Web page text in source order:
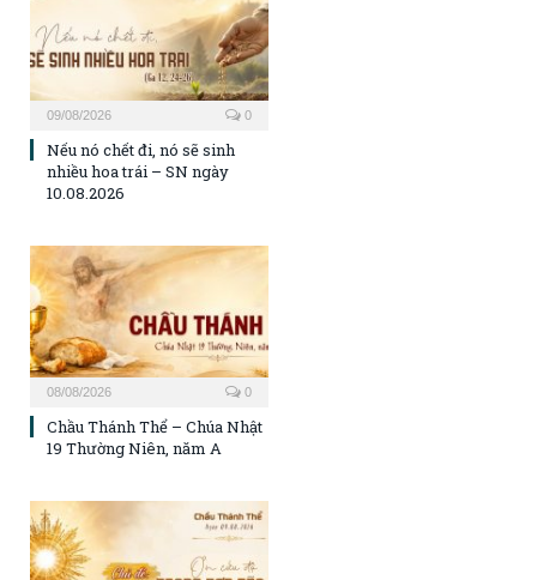
09/08/2026 0
Nếu nó chết đi, nó sẽ sinh
nhiều hoa trái – SN ngày
10.08.2026
08/08/2026 0
Chầu Thánh Thể – Chúa Nhật
19 Thường Niên, năm A